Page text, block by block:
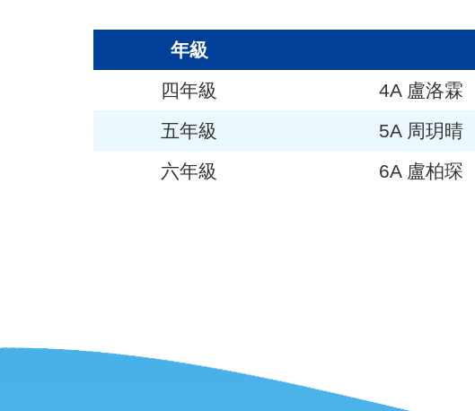
年級
四年級
4A 盧洛霖
五年級
5A 周玥晴
六年級
6A 盧柏琛